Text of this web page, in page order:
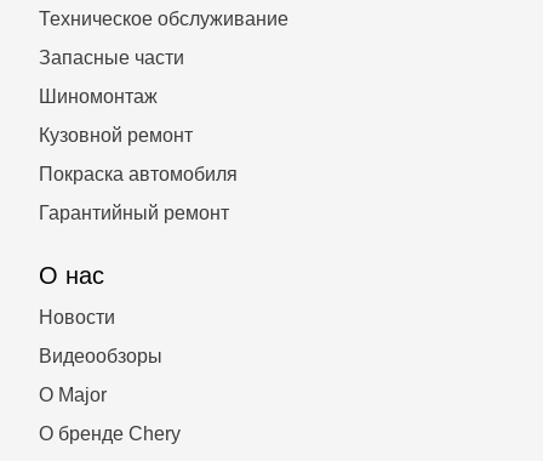
Техническое обслуживание
Запасные части
Шиномонтаж
Кузовной ремонт
Покраска автомобиля
Гарантийный ремонт
О нас
Новости
Видеообзоры
О Major
О бренде Chery